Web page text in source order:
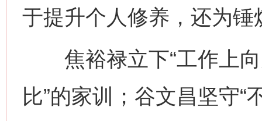
于提升个人修养，还为
焦裕禄立下“工作上向
比”的家训；谷文昌坚守